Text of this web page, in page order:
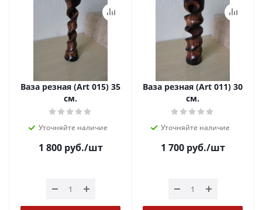
Ваза резная (Art 015) 35
см.
Уточняйте наличие
1 800руб./шт
Ваза резная (Art 011) 30
см.
Уточняйте наличие
1 700руб./шт